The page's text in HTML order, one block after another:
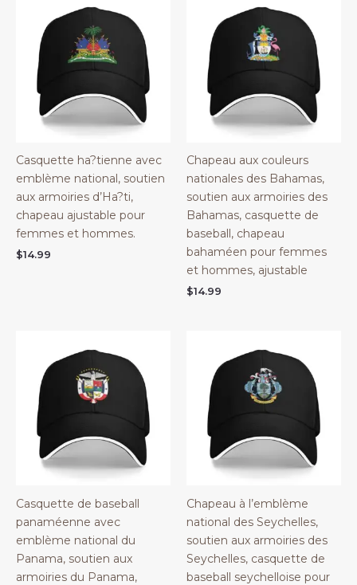
Casquette ha?tienne avec
emblème national, soutien
aux armoiries d’Ha?ti,
chapeau ajustable pour
femmes et hommes.
$14.99
Chapeau aux couleurs
nationales des Bahamas,
soutien aux armoiries des
Bahamas, casquette de
baseball, chapeau
bahaméen pour femmes
et hommes, ajustable
$14.99
Casquette de baseball
panaméenne avec
emblème national du
Panama, soutien aux
armoiries du Panama,
Chapeau à l’emblème
national des Seychelles,
soutien aux armoiries des
Seychelles, casquette de
baseball seychelloise pour